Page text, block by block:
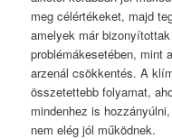
meg célértékeket, majd
amelyek már
problémákesetében, mint
arzenál csökkentés. A
összetettebb folyamat,
mindenhez is
nem elég jól működnek.